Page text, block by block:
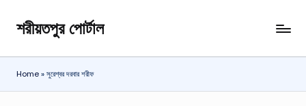
Skip
content
শরীয়তপুর পোর্টাল
শরীয়তপুর
জেলা
বিষয়ক
Home»সুরেশ্বর দরবার শরীফ